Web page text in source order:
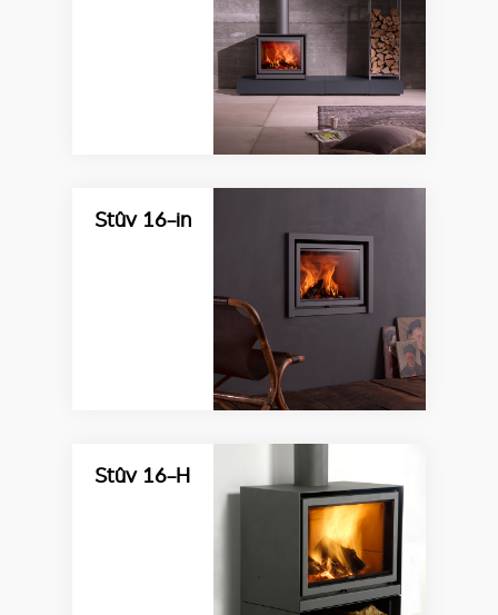
Stûv 16-in
Stûv 16-H